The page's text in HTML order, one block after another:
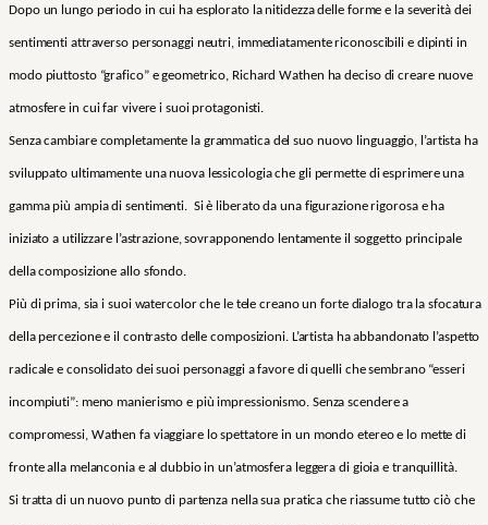
Dopo un lungo periodo in cui ha esplorato la nitidezza delle forme e la severità dei
sentimenti attraverso personaggi neutri, immediatamente riconoscibili e dipinti in
modo piuttosto “grafico” e geometrico, Richard Wathen ha deciso di creare nuove
atmosfere in cui far vivere i suoi protagonisti.
Senza cambiare completamente la grammatica del suo nuovo linguaggio, l’artista ha
sviluppato ultimamente una nuova lessicologia che gli permette di esprimere una
gamma più ampia di sentimenti. Si è liberato da una figurazione rigorosa e ha
iniziato a utilizzare l’astrazione, sovrapponendo lentamente il soggetto principale
della composizione allo sfondo.
Più di prima, sia i suoi watercolor che le tele creano un forte dialogo tra la sfocatura
della percezione e il contrasto delle composizioni. L’artista ha abbandonato l’aspetto
radicale e consolidato dei suoi personaggi a favore di quelli che sembrano “esseri
incompiuti”: meno manierismo e più impressionismo. Senza scendere a
compromessi, Wathen fa viaggiare lo spettatore in un mondo etereo e lo mette di
fronte alla melanconia e al dubbio in un’atmosfera leggera di gioia e tranquillità.
Si tratta di un nuovo punto di partenza nella sua pratica che riassume tutto ciò che